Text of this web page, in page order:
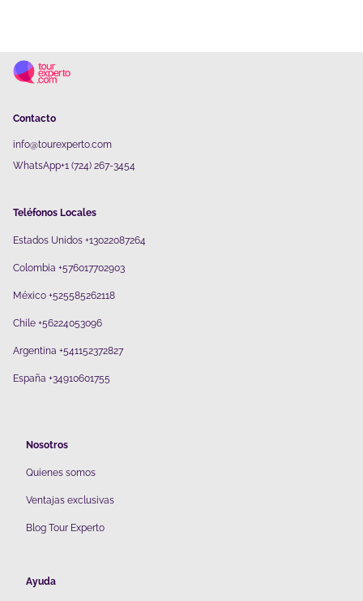
Contacto
info@tourexperto.com
WhatsApp+1 (724) 267-3454
Teléfonos Locales
Estados Unidos +13022087264
Colombia +576017702903
México +525585262118
Chile +56224053096
Argentina +541152372827
España +34910601755
Nosotros
Quienes somos
Ventajas exclusivas
Blog Tour Experto
Ayuda